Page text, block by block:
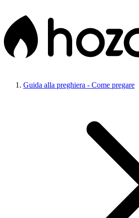
Guida alla preghiera - Come pregare